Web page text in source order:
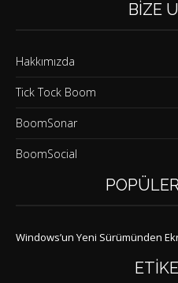
BIZE
Hakkımızda
Tick Tock Boom
BoomSonar
BoomSocial
Windows’un Yeni Sürümünden